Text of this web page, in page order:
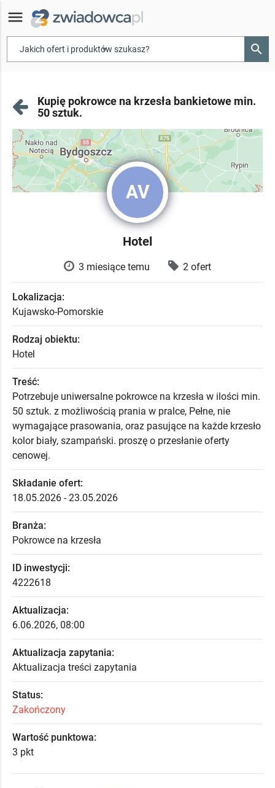
menu
▾ search
Kupię pokrowce na krzesła bankietowe min.
50 sztuk.
AV
Hotel
3 miesiące temu 2 ofert
Lokalizacja:
Kujawsko-Pomorskie
Rodzaj obiektu:
Hotel
Treść:
Potrzebuje uniwersalne pokrowce na krzesła w ilości min.
50 sztuk. z możliwością prania w pralce, Pełne, nie
wymagające prasowania, oraz pasujące na każde krzesło
kolor biały, szampański. proszę o przesłanie oferty
cenowej.
Składanie ofert:
18.05.2026 - 23.05.2026
Branża:
Pokrowce na krzesła
ID inwestycji:
4222618
Aktualizacja:
6.06.2026, 08:00
Aktualizacja zapytania:
Aktualizacja treści zapytania
Status:
Zakończony
Wartość punktowa:
3 pkt